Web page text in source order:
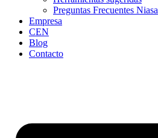
Preguntas Frecuentes Niasa
Empresa
CEN
Blog
Contacto